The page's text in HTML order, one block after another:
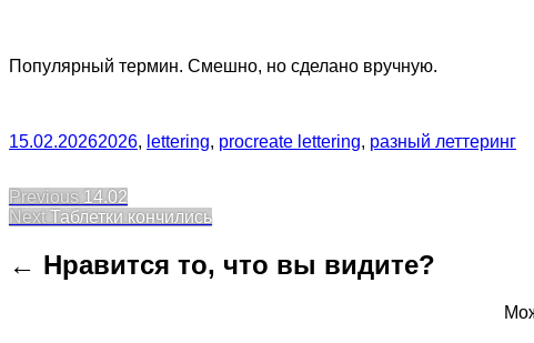
Популярный термин. Смешно, но сделано вручную.
15.02.20262026, lettering, procreate lettering, разный леттеринг
Post
navigation
Previous Previous
post:
14.02
Next Next
Таблетки кончились
← Нравится то, что вы видите?